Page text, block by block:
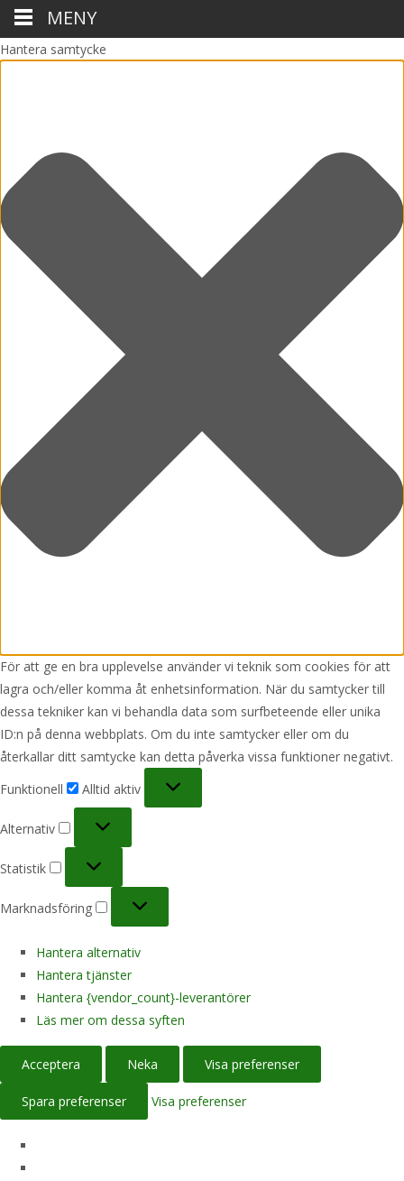
Hantera samtycke
För att ge en bra upplevelse använder vi teknik som cookies för att
lagra och/eller komma åt enhetsinformation. När du samtycker till
dessa tekniker kan vi behandla data som surfbeteende eller unika
ID:n på denna webbplats. Om du inte samtycker eller om du
återkallar ditt samtycke kan detta påverka vissa funktioner negativt.
Funktionell
Alltid aktiv
Alternativ
Statistik
Marknadsföring
Hantera alternativ
Hantera tjänster
Hantera {vendor_count}-leverantörer
Läs mer om dessa syften
Acceptera Neka Visa preferenser
Spara preferenser Visa preferenser
MENY